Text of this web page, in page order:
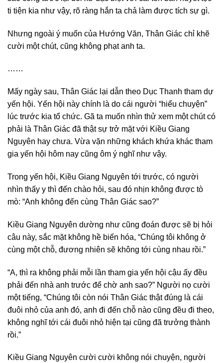
ti tiện kia như vậy, rõ ràng hắn ta chả làm được tích sự gì.
Nhưng ngoài ý muốn của Hướng Văn, Thân Giác chỉ khẽ
cười một chút, cũng không phạt anh ta.
……
Mấy ngày sau, Thân Giác lại dẫn theo Dục Thanh tham dự
yến hội. Yến hội này chính là do cái người “hiểu chuyện”
lúc trước kia tổ chức. Gã ta muốn nhìn thử xem một chút có
phải là Thân Giác đã thật sự trở mặt với Kiều Giang
Nguyên hay chưa. Vừa vặn những khách khứa khác tham
gia yến hội hôm nay cũng ôm ý nghĩ như vậy.
Trong yến hội, Kiều Giang Nguyên tới trước, có người
nhìn thấy y thì đến chào hỏi, sau đó nhịn không được tò
mò: “Anh không đến cùng Thân Giác sao?”
Kiều Giang Nguyên dường như cũng đoán được sẽ bị hỏi
câu này, sắc mặt không hề biến hóa, “Chúng tôi không ở
cùng một chỗ, đương nhiên sẽ không tới cùng nhau rồi.”
“A, thì ra không phải mỗi lần tham gia yến hội cậu ấy đều
phải đến nhà anh trước để chờ anh sao?” Người nọ cười
một tiếng, “Chúng tôi còn nói Thân Giác thật đúng là cái
đuôi nhỏ của anh đó, anh đi đến chỗ nào cũng đều đi theo,
không nghĩ tới cái đuôi nhỏ hiện tại cũng đã trưởng thành
rồi.”
Kiều Giang Nguyên cười cười không nói chuyện, người